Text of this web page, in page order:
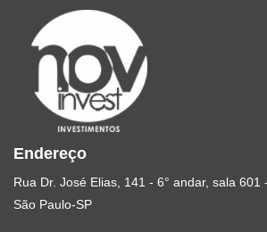
Endereço
Rua Dr. José Elias, 141 - 6° andar, sala 601
São Paulo-SP